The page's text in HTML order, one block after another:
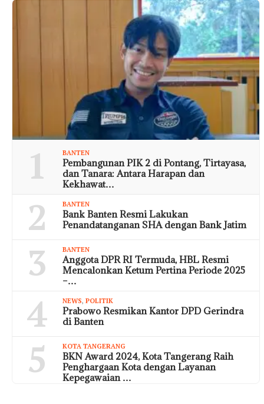
1 BANTEN
Pembangunan PIK 2 di Pontang, Tirtayasa,
dan Tanara: Antara Harapan dan
Kekhawat…
2 BANTEN
Bank Banten Resmi Lakukan
Penandatanganan SHA dengan Bank Jatim
3 BANTEN
Anggota DPR RI Termuda, HBL Resmi
Mencalonkan Ketum Pertina Periode 2025
–…
4 NEWS, POLITIK
Prabowo Resmikan Kantor DPD Gerindra
di Banten
5 KOTA TANGERANG
BKN Award 2024, Kota Tangerang Raih
Penghargaan Kota dengan Layanan
Kepegawaian …